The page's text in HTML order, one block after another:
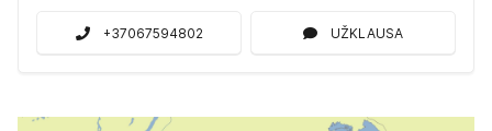
+37067594802 UŽKLAUSA